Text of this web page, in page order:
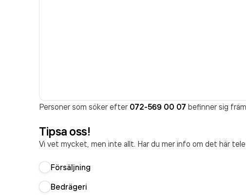
Personer som söker efter 072-569 00 07 befinner sig
Tipsa oss!
Vi vet mycket, men inte allt. Har du mer info om det här
Försäljning
Bedrägeri